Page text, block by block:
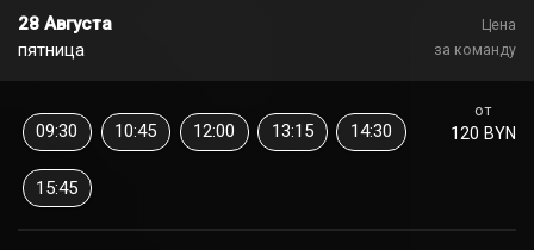
28 Августа
пятница
Цена
за команду
от
120 BYN
09:30 10:45 12:00 13:15 14:30
15:45